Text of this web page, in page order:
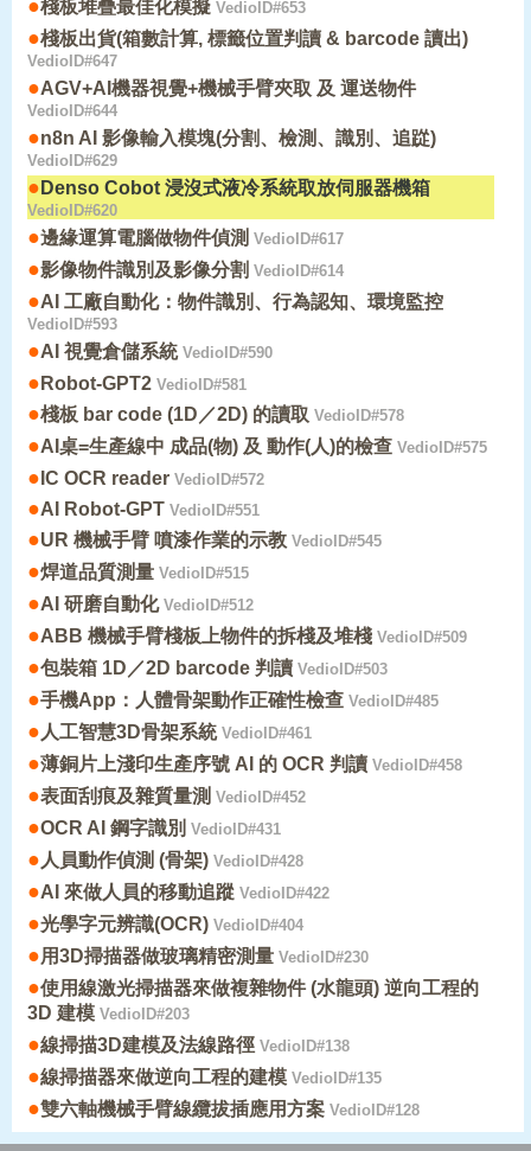
●棧板堆疊最佳化模擬 VedioID#653
●棧板出貨(箱數計算, 標籤位置判讀 & barcode 讀出)
VedioID#647
●AGV+AI機器視覺+機械手臂夾取 及 運送物件
VedioID#644
●n8n AI 影像輸入模塊(分割、檢測、識別、追踨)
VedioID#629
● Denso Cobot 浸沒式液冷系統取放伺服器機箱
VedioID#620
●邊緣運算電腦做物件偵測 VedioID#617
●影像物件識別及影像分割 VedioID#614
●AI 工廠自動化：物件識別、行為認知、環境監控
VedioID#593
●AI 視覺倉儲系統VedioID#590
● Robot-GPT2 VedioID#581
●棧板 bar code (1D／2D) 的讀取 VedioID#578
●AI桌=生產線中 成品(物) 及 動作(人)的檢查 VedioID#575
● IC OCR reader VedioID#572
●AI Robot-GPT VedioID#551
●UR 機械手臂 噴漆作業的示教 VedioID#545
●焊道品質測量 VedioID#515
●AI 研磨自動化VedioID#512
●ABB 機械手臂棧板上物件的拆棧及堆棧 VedioID#509
●包裝箱 1D／2D barcode 判讀 VedioID#503
●手機App：人體骨架動作正確性檢查 VedioID#485
● 人工智慧3D骨架系統VedioID#461
●薄銅片上淺印生產序號 AI 的 OCR 判讀 VedioID#458
●表面刮痕及雜質量測 VedioID#452
●OCR AI 鋼字識別 VedioID#431
● 人員動作偵測 (骨架) VedioID#428
●AI 來做人員的移動追蹤 VedioID#422
●光學字元辨識(OCR) VedioID#404
●用3D掃描器做玻璃精密測量 VedioID#230
●使用線激光掃描器來做複雜物件 (水龍頭) 逆向工程的
3D 建模 VedioID#203
●線掃描3D建模及法線路徑 VedioID#138
●線掃描器來做逆向工程的建模 VedioID#135
●雙六軸機械手臂線纜拔插應用方案 VedioID#128